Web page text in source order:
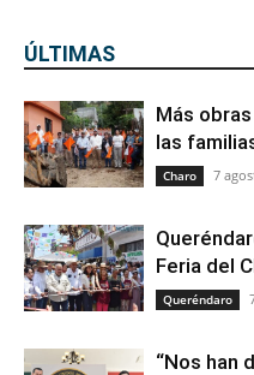
ÚLTIMAS
Más
las
Charo 7
Feria del
Queréndaro
“Nos han